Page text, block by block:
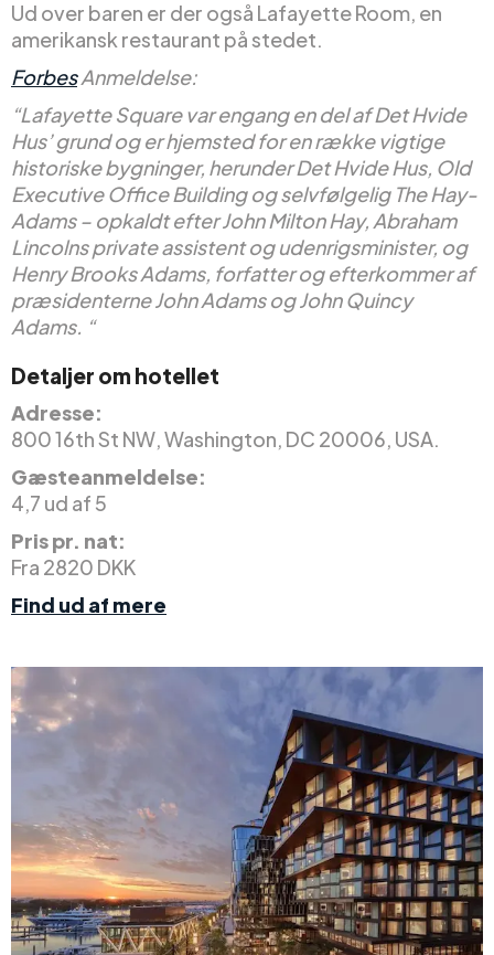
Ud over baren er der også Lafayette Room, en
amerikansk restaurant på stedet.
ForbesAnmeldelse:
“Lafayette Square var engang en del af Det Hvide
Hus’ grund og er hjemsted for en række vigtige
historiske bygninger, herunder Det Hvide Hus, Old
Executive Office Building og selvfølgelig The Hay-
Adams – opkaldt efter John Milton Hay, Abraham
Lincolns private assistent og udenrigsminister, og
Henry Brooks Adams, forfatter og efterkommer af
præsidenterne John Adams og John Quincy
Adams. “
Detaljer om hotellet
Adresse:
800 16th St NW, Washington, DC 20006, USA.
Gæsteanmeldelse:
4,7 ud af 5
Pris pr. nat:
Fra 2820 DKK
Find ud af mere